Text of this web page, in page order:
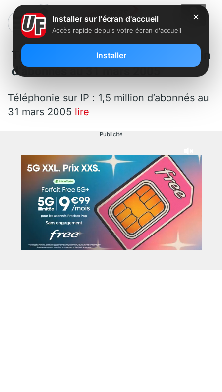
Téléphonie sur IP : 1,5 million
d’abonnés au 31 mars 2005
Téléphonie sur IP : 1,5 million d’abonnés au
31 mars 2005 lire
Publicité
✕
Installer sur l'écran d'accueil
Accès rapide depuis votre écran d'accueil
Installer